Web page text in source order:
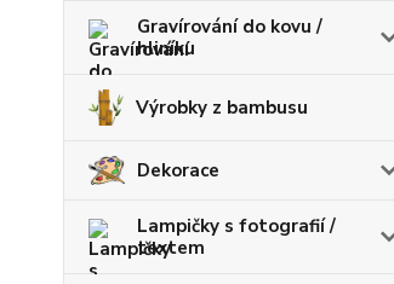
Gravírování do kovu /
hliníku
Výrobky z bambusu
Dekorace
Lampičky s fotografií /
textem